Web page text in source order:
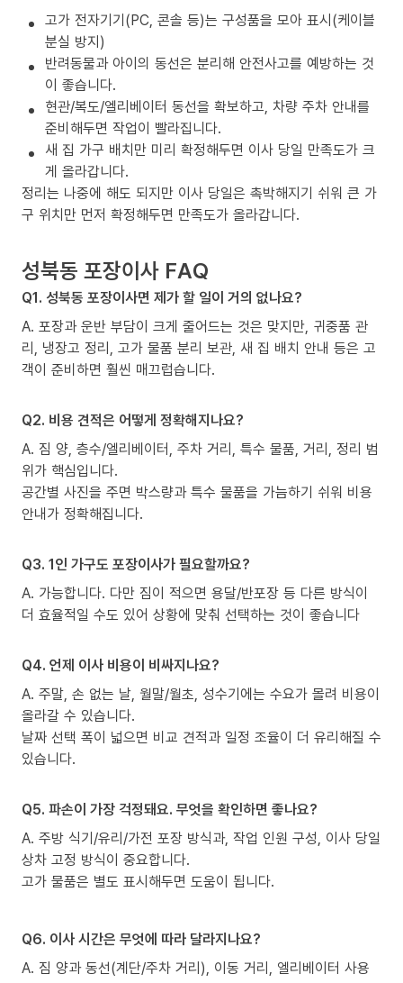
고가 전자기기(PC, 콘솔 등)는 구성품을 모아 표시(케이블
분실 방지)
반려동물과 아이의 동선은 분리해 안전사고를 예방하는 것
이 좋습니다.
현관/복도/엘리베이터 동선을 확보하고, 차량 주차 안내를
준비해두면 작업이 빨라집니다.
새 집 가구 배치만 미리 확정해두면 이사 당일 만족도가 크
게 올라갑니다.
정리는 나중에 해도 되지만 이사 당일은 촉박해지기 쉬워 큰 가
구 위치만 먼저 확정해두면 만족도가 올라갑니다.
성북동 포장이사 FAQ
Q1. 성북동 포장이사면 제가 할 일이 거의 없나요?
A. 포장과 운반 부담이 크게 줄어드는 것은 맞지만, 귀중품 관
리, 냉장고 정리, 고가 물품 분리 보관, 새 집 배치 안내 등은 고
객이 준비하면 훨씬 매끄럽습니다.
Q2. 비용 견적은 어떻게 정확해지나요?
A. 짐 양, 층수/엘리베이터, 주차 거리, 특수 물품, 거리, 정리 범
위가 핵심입니다.
공간별 사진을 주면 박스량과 특수 물품을 가늠하기 쉬워 비용
안내가 정확해집니다.
Q3. 1인 가구도 포장이사가 필요할까요?
A. 가능합니다. 다만 짐이 적으면 용달/반포장 등 다른 방식이
더 효율적일 수도 있어 상황에 맞춰 선택하는 것이 좋습니다
Q4. 언제 이사 비용이 비싸지나요?
A. 주말, 손 없는 날, 월말/월초, 성수기에는 수요가 몰려 비용이
올라갈 수 있습니다.
날짜 선택 폭이 넓으면 비교 견적과 일정 조율이 더 유리해질 수
있습니다.
Q5. 파손이 가장 걱정돼요. 무엇을 확인하면 좋나요?
A. 주방 식기/유리/가전 포장 방식과, 작업 인원 구성, 이사 당일
상차 고정 방식이 중요합니다.
고가 물품은 별도 표시해두면 도움이 됩니다.
Q6. 이사 시간은 무엇에 따라 달라지나요?
A. 짐 양과 동선(계단/주차 거리), 이동 거리, 엘리베이터 사용